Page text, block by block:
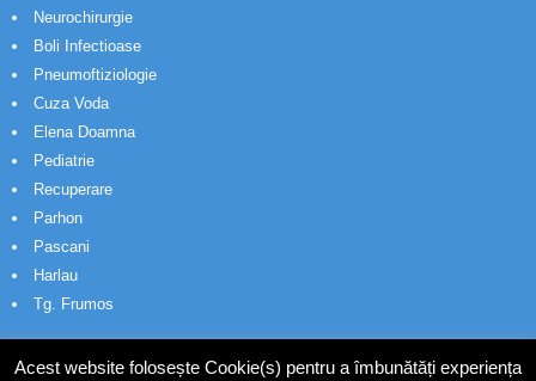
Neurochirurgie
Boli Infectioase
Pneumoftiziologie
Cuza Voda
Elena Doamna
Pediatrie
Recuperare
Parhon
Pascani
Harlau
Tg. Frumos
Acest website folosește Cookie(s) pentru a îmbunătăți experiența